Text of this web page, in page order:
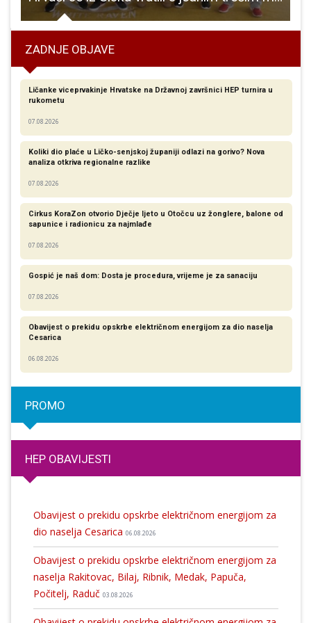
ZADNJE OBJAVE
Ličanke viceprvakinje Hrvatske na Državnoj završnici HEP turnira u
rukometu
07.08.2026
Koliki dio plaće u Ličko-senjskoj županiji odlazi na gorivo? Nova
analiza otkriva regionalne razlike​
07.08.2026
Cirkus KoraZon otvorio Dječje ljeto u Otočcu uz žonglere, balone od
sapunice i radionicu za najmlađe
07.08.2026
Gospić je naš dom: Dosta je procedura, vrijeme je za sanaciju
07.08.2026
Obavijest o prekidu opskrbe električnom energijom za dio naselja
Cesarica
06.08.2026
PROMO
HEP OBAVIJESTI
Obavijest o prekidu opskrbe električnom energijom za
dio naselja Cesarica 06.08.2026
Obavijest o prekidu opskrbe električnom energijom za
naselja Rakitovac, Bilaj, Ribnik, Medak, Papuča,
Počitelj, Raduč 03.08.2026